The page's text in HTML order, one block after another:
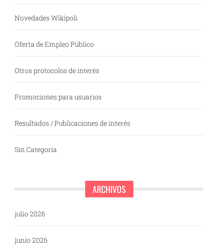
Novedades Wikipoli
Oferta de Empleo Público
Otros protocolos de interés
Promociones para usuarios
Resultados / Publicaciones de interés
Sin Categoría
ARCHIVOS
julio 2026
junio 2026